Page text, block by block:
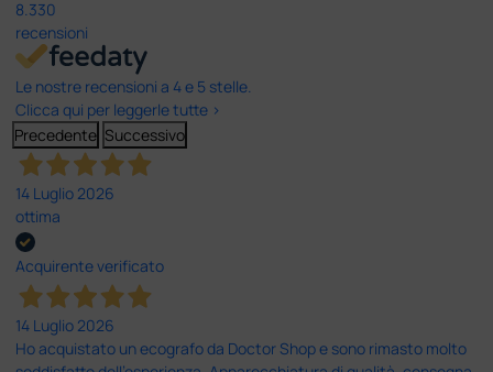
8.330
recensioni
Le nostre recensioni a 4 e 5 stelle.
Clicca qui per leggerle tutte >
Precedente Successivo
14 Luglio 2026
ottima
Acquirente verificato
14 Luglio 2026
Ho acquistato un ecografo da Doctor Shop e sono rimasto molto